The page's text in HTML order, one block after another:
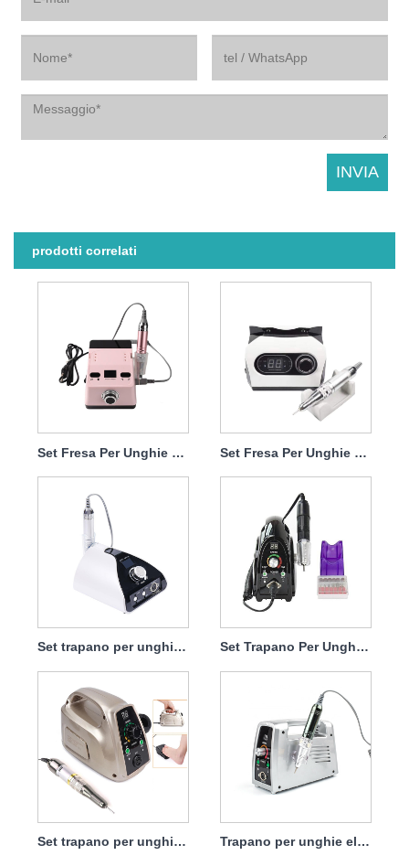
prodotti correlati
Set Fresa Per Unghie Elettrico Per Rimuovere Lo Smalto Semipermanente 65w 35000rpm Set Fresa Per Unghie Lima Elettrica Professionale 65w 35000rpm
Set trapano per unghie necessario elettrico 65 W 35000 giri/min Set Trapano Per Unghie Elettrico Per Rimuovere Dip 65w 35000rpm
Set trapano per unghie portatile elettrico con potente motore 65w 35000rpm Trapano per unghie elettrico, manipolo non facile da danneggiare, 65 W, 35.000 giri/min